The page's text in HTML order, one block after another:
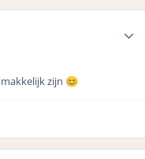
zijn 😊